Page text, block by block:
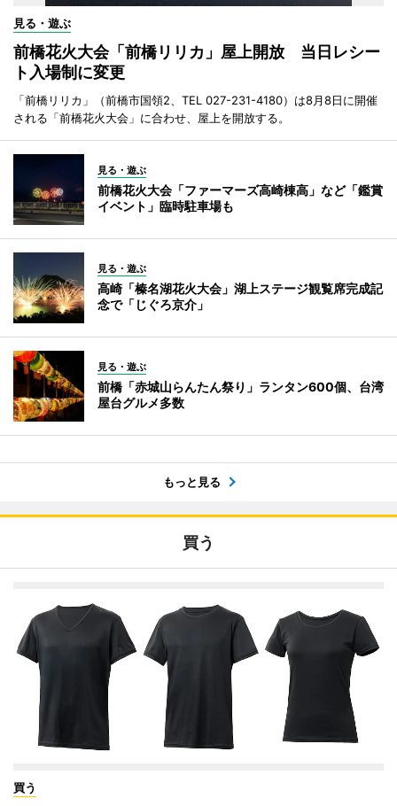
見る・遊ぶ
前橋花火大会「前橋リリカ」屋上開放 当日レシー
ト入場制に変更
「前橋リリカ」（前橋市国領2、TEL 027-231-4180）は8月8日に開催
される「前橋花火大会」に合わせ、屋上を開放する。
見る・遊ぶ
前橋花火大会「ファーマーズ高崎棟高」など「鑑賞
イベント」臨時駐車場も
見る・遊ぶ
高崎「榛名湖花火大会」湖上ステージ観覧席完成記
念で「じぐろ京介」
見る・遊ぶ
前橋「赤城山らんたん祭り」ランタン600個、台湾
屋台グルメ多数
もっと見る
買う
買う